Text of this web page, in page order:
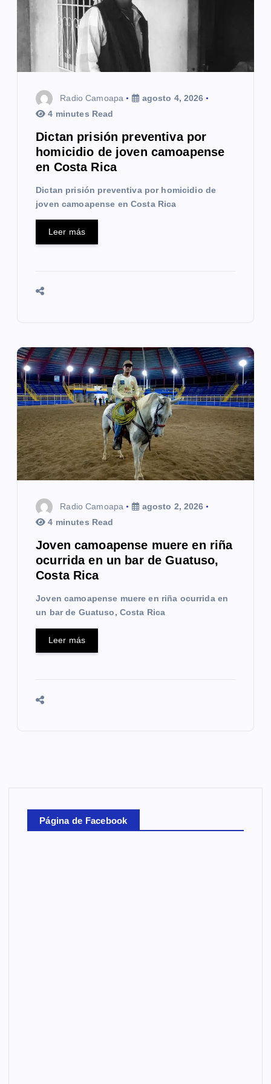
e
n
Radio Camoapa
agosto 4, 2026
4 minutes Read
Dictan prisión preventiva por
homicidio de joven camoapense
en Costa Rica
Dictan prisión preventiva por homicidio de
joven camoapense en Costa Rica
Leer más
Radio Camoapa
agosto 2, 2026
4 minutes Read
Joven camoapense muere en riña
ocurrida en un bar de Guatuso,
Costa Rica
Joven camoapense muere en riña ocurrida en
un bar de Guatuso, Costa Rica
Leer más
Página de Facebook